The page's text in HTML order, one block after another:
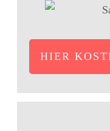
HIER